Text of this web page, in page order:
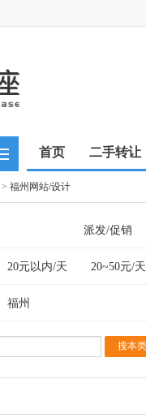
首页 二手转让
> 福州网站/设计
派发/促销
20元以内/天 20~50元/天
福州